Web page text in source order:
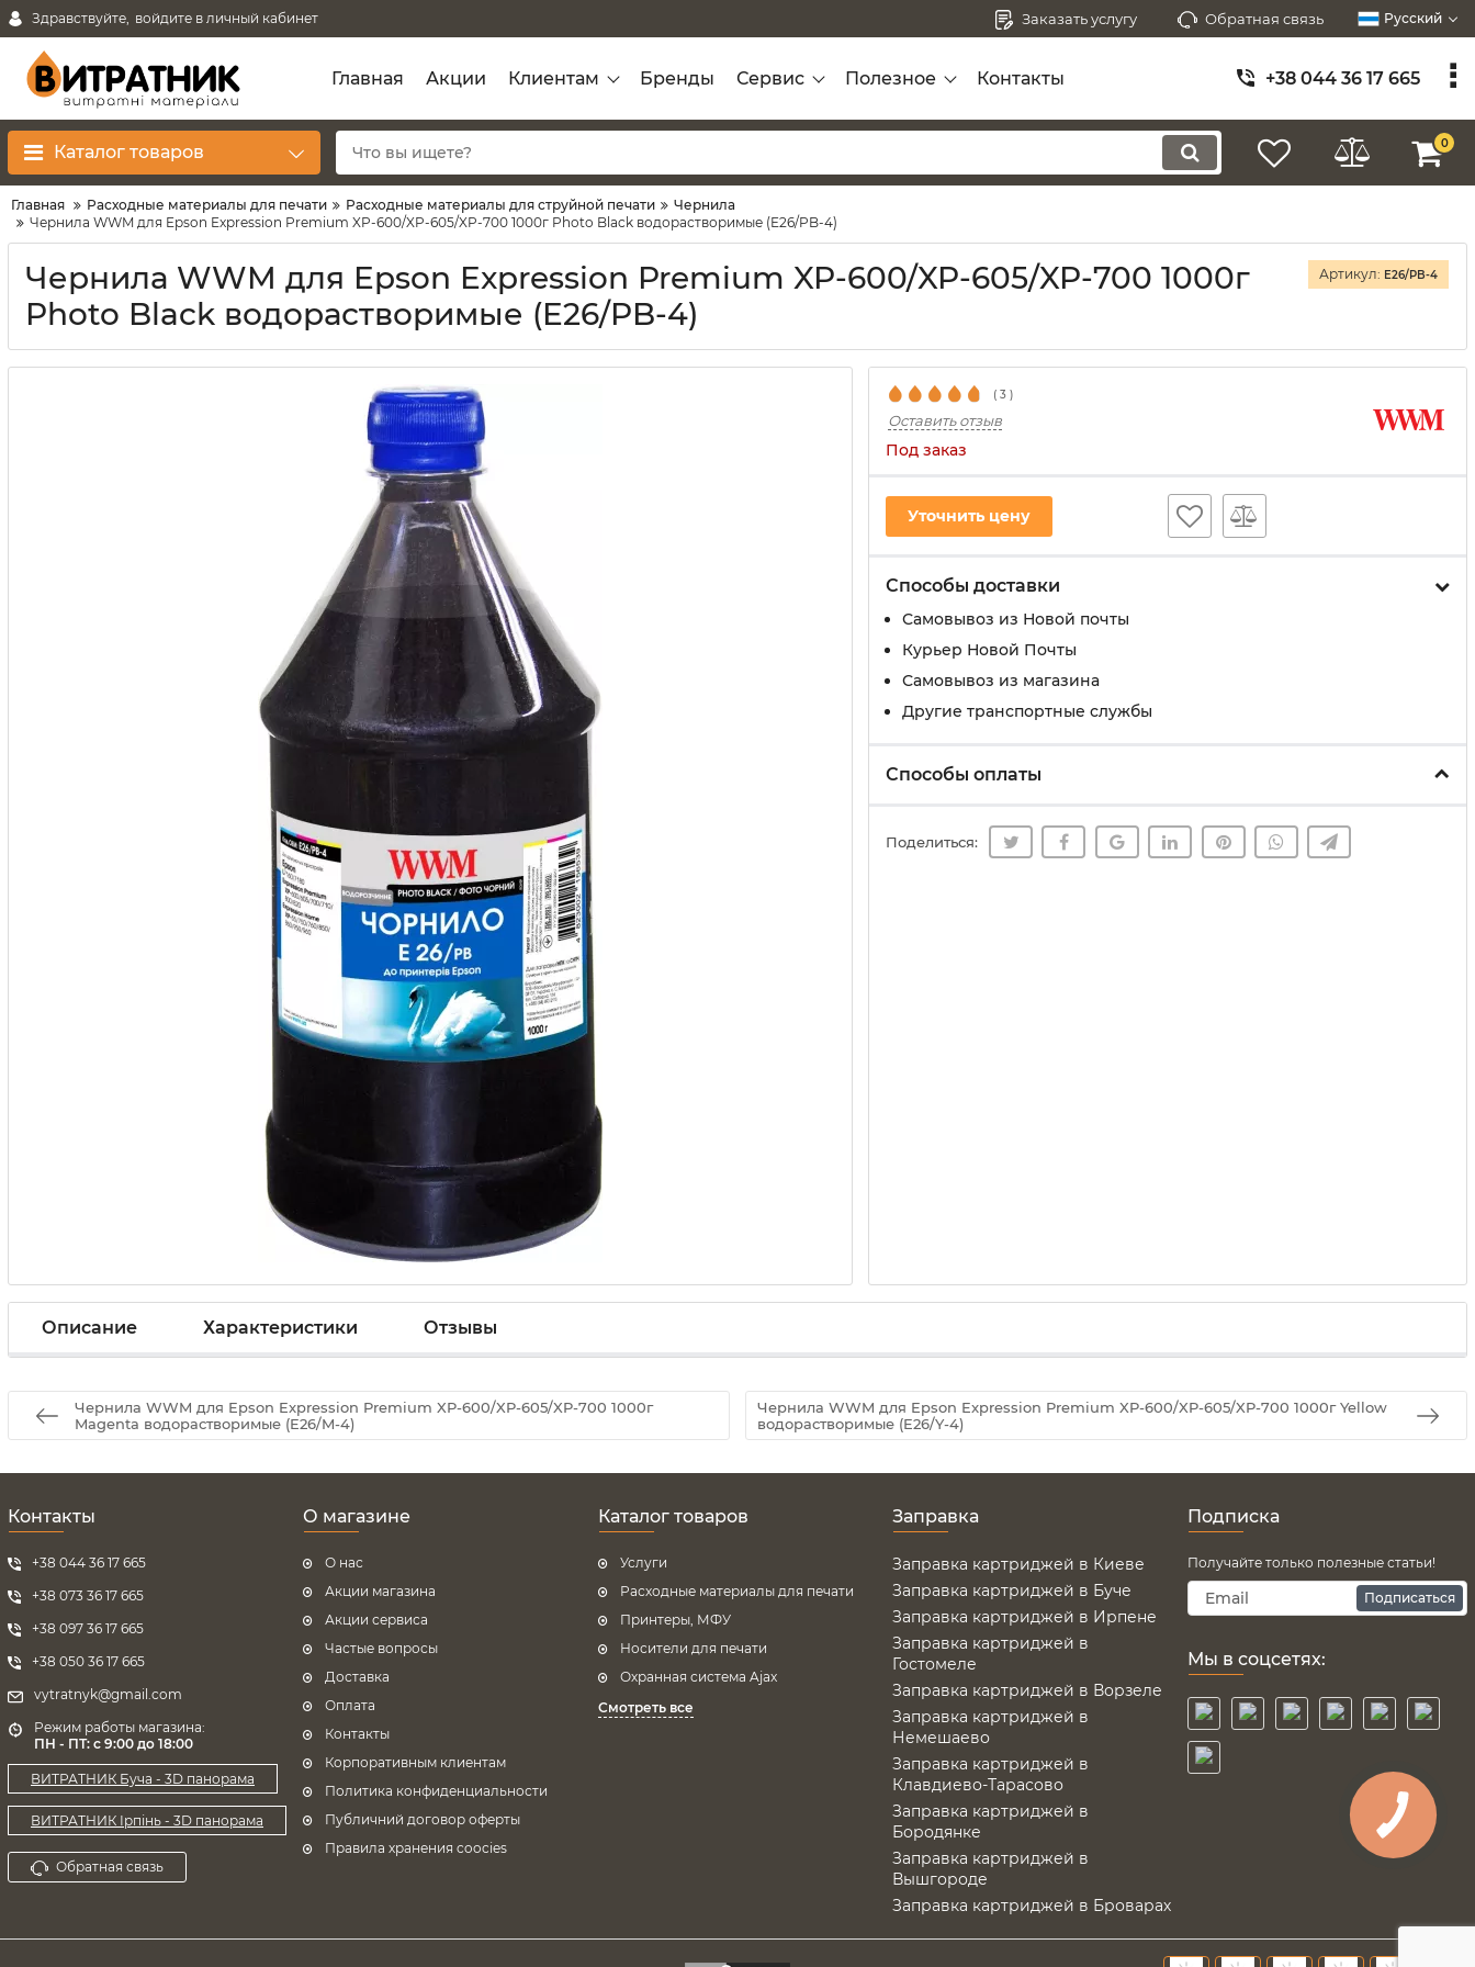
Здравствуйте, войдите в личный кабинет Заказать услугу Обратная связь Русский
Главная Акции Клиентам Бренды Сервис Полезное Контакты +38 044 36 17 665
Каталог товаров 0
Главная Расходные материалы для печати Расходные материалы для струйной печати
Чернила
Чернила WWM для Epson Expression Premium XP-600/XP-605/XP-700 1000г Photo Black водорастворимые (E26/PB-4)
Чернила WWM для Epson Expression Premium XP-600/XP-605/XP-700 1000г
Photo Black водорастворимые (E26/PB-4)
Артикул: E26/PB-4
( 3 )
Оставить отзыв
Под заказ
Уточнить цену
Способы доставки
Самовывоз из Новой почты
Курьер Новой Почты
Самовывоз из магазина
Другие транспортные службы
Способы оплаты
Поделиться:
Описание Характеристики Отзывы
Чернила WWM для Epson Expression Premium XP-600/XP-605/XP-700 1000г
Magenta водорастворимые (E26/M-4)
Чернила WWM для Epson Expression Premium XP-600/XP-605/XP-700 1000г Yellow
водорастворимые (E26/Y-4)
Контакты
+38 044 36 17 665
+38 073 36 17 665
+38 097 36 17 665
+38 050 36 17 665
vytratnyk@gmail.com
Режим работы магазина:
ПН - ПТ: с 9:00 до 18:00
ВИТРАТНИК Буча - 3D панорама
ВИТРАТНИК Ірпінь - 3D панорама
Обратная связь
О магазине
О нас
Акции магазина
Акции сервиса
Частые вопросы
Доставка
Оплата
Контакты
Корпоративным клиентам
Политика конфиденциальности
Публичний договор оферты
Правила хранения coocies
Каталог товаров
Услуги
Расходные материалы для печати
Принтеры, МФУ
Носители для печати
Охранная система Ajax
Смотреть все
Заправка
Заправка картриджей в Киеве
Заправка картриджей в Буче
Заправка картриджей в Ирпене
Заправка картриджей в
Гостомеле
Заправка картриджей в Ворзеле
Заправка картриджей в
Немешаево
Заправка картриджей в
Клавдиево-Тарасово
Заправка картриджей в
Бородянке
Заправка картриджей в
Вышгороде
Заправка картриджей в Броварах
Подписка
Получайте только полезные статьи!
Подписаться
Мы в соцсетях: